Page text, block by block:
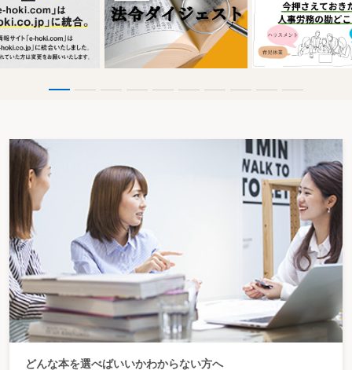
どんな本を選べばいいかわからない方へ